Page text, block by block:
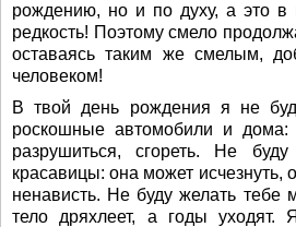
рождению, но и по духу, а это
редкость! Поэтому смело
оставаясь таким же смелым,
человеком!
В твой день рождения я не
роскошные автомобили и дома:
разрушиться, сгореть. Не
красавицы: она может исчезнуть,
ненависть. Не буду желать тебе
тело дряхлеет, а годы уходят.